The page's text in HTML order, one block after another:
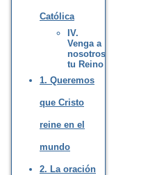
Católica
IV.
Venga a
nosotros
tu Reino
1. Queremos
que Cristo
reine en el
mundo
2. La oración